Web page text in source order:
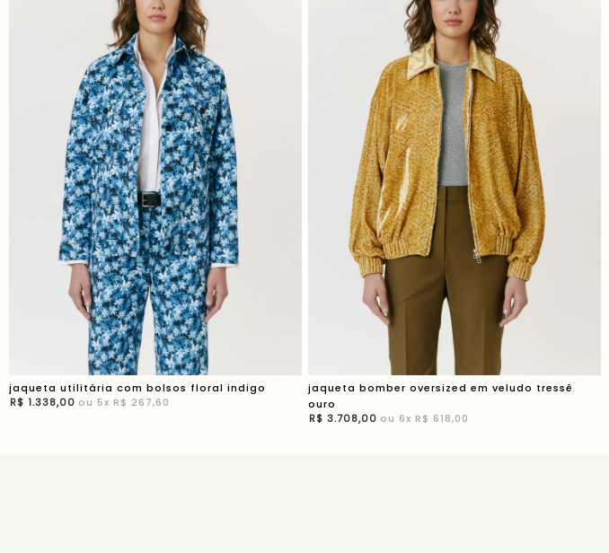
jaqueta utilitária com bolsos floral indigo
R$ 1.338,00 ou 5x R$ 267,60
jaqueta bomber oversized em veludo tressê
ouro
R$ 3.708,00 ou 6x R$ 618,00